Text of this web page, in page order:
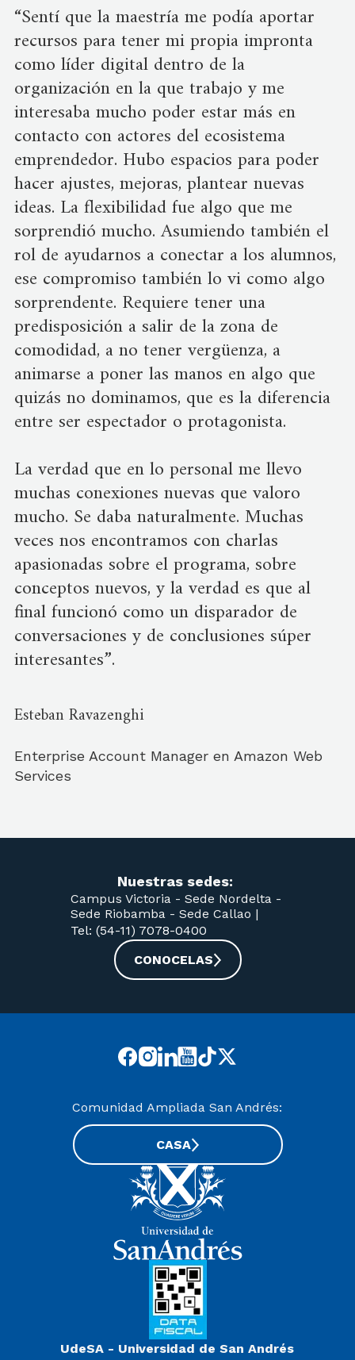
“Sentí que la maestría me podía aportar
recursos para tener mi propia impronta
como líder digital dentro de la
organización en la que trabajo y me
interesaba mucho poder estar más en
contacto con actores del ecosistema
emprendedor. Hubo espacios para poder
hacer ajustes, mejoras, plantear nuevas
ideas. La flexibilidad fue algo que me
sorprendió mucho. Asumiendo también el
rol de ayudarnos a conectar a los alumnos,
ese compromiso también lo vi como algo
sorprendente. Requiere tener una
predisposición a salir de la zona de
comodidad, a no tener vergüenza, a
animarse a poner las manos en algo que
quizás no dominamos, que es la diferencia
entre ser espectador o protagonista.
La verdad que en lo personal me llevo
muchas conexiones nuevas que valoro
mucho. Se daba naturalmente. Muchas
veces nos encontramos con charlas
apasionadas sobre el programa, sobre
conceptos nuevos, y la verdad es que al
final funcionó como un disparador de
conversaciones y de conclusiones súper
interesantes”.
Esteban Ravazenghi
Enterprise Account Manager en Amazon Web
Services
Nuestras sedes:
Campus Victoria - Sede Nordelta -
Sede Riobamba - Sede Callao |
Tel: (54-11) 7078-0400
CONOCELAS
UdeSA - Universidad de San Andrés
Comunidad Ampliada San Andrés:
CASA